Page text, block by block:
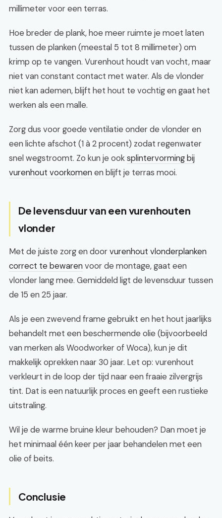
millimeter voor een terras.
Hoe breder de plank, hoe meer ruimte je moet laten
tussen de planken (meestal 5 tot 8 millimeter) om
krimp op te vangen. Vurenhout houdt van vocht, maar
niet van constant contact met water. Als de vlonder
niet kan ademen, blijft het hout te vochtig en gaat het
werken als een malle.
Zorg dus voor goede ventilatie onder de vlonder en
een lichte afschot (1 à 2 procent) zodat regenwater
snel wegstroomt. Zo kun je ooksplintervorming bij
vurenhout voorkomenen blijft je terras mooi.
De levensduur van een vurenhouten
vlonder
Met de juiste zorg en doorvurenhout vlonderplanken
correct te bewarenvoor de montage, gaat een
vlonder lang mee. Gemiddeld ligt de levensduur tussen
de 15 en 25 jaar.
Als je een zwevend frame gebruikt en het hout jaarlijks
behandelt met een beschermende olie (bijvoorbeeld
van merken als Woodworker of Woca), kun je dit
makkelijk oprekken naar 30 jaar. Let op: vurenhout
verkleurt in de loop der tijd naar een fraaie zilvergrijs
tint. Dat is een natuurlijk proces en geeft een rustieke
uitstraling.
Wil je de warme bruine kleur behouden? Dan moet je
het minimaal één keer per jaar behandelen met een
olie of beits.
Conclusie